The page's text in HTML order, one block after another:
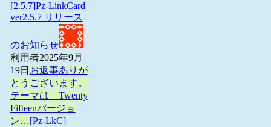
[2.5.7]Pz-LinkCard
ver2.5.7 リリース
のお知らせ
利用者2025年9月
19日 お返事ありが
とうございます。
テーマは Twenty
Fifteenバージョ
ン…[Pz-LkC]